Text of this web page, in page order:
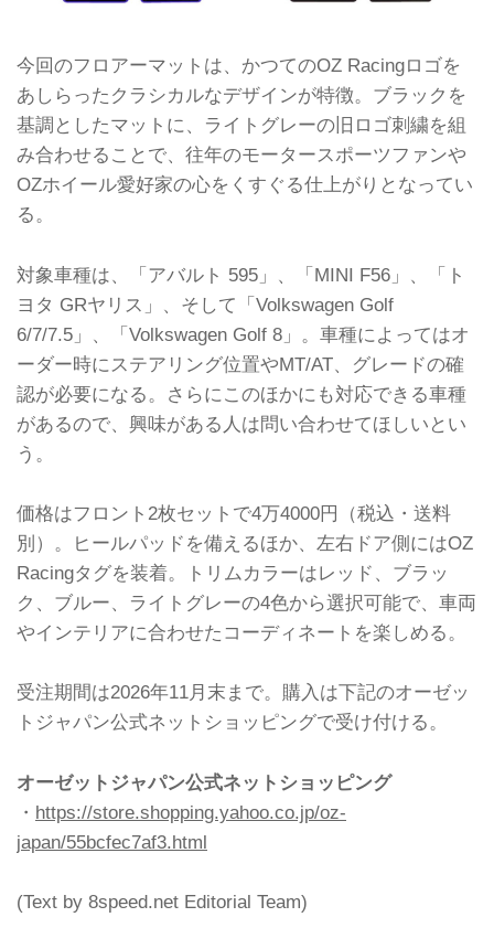
今回のフロアーマットは、かつてのOZ Racingロゴを
あしらったクラシカルなデザインが特徴。ブラックを
基調としたマットに、ライトグレーの旧ロゴ刺繍を組
み合わせることで、往年のモータースポーツファンや
OZホイール愛好家の心をくすぐる仕上がりとなってい
る。
対象車種は、「アバルト 595」、「MINI F56」、「ト
ヨタ GRヤリス」、そして「Volkswagen Golf
6/7/7.5」、「Volkswagen Golf 8」。車種によってはオ
ーダー時にステアリング位置やMT/AT、グレードの確
認が必要になる。さらにこのほかにも対応できる車種
があるので、興味がある人は問い合わせてほしいとい
う。
価格はフロント2枚セットで4万4000円（税込・送料
別）。ヒールパッドを備えるほか、左右ドア側にはOZ
Racingタグを装着。トリムカラーはレッド、ブラッ
ク、ブルー、ライトグレーの4色から選択可能で、車両
やインテリアに合わせたコーディネートを楽しめる。
受注期間は2026年11月末まで。購入は下記のオーゼッ
トジャパン公式ネットショッピングで受け付ける。
オーゼットジャパン公式ネットショッピング
・ https://store.shopping.yahoo.co.jp/oz-
japan/55bcfec7af3.html
(Text by 8speed.net Editorial Team)